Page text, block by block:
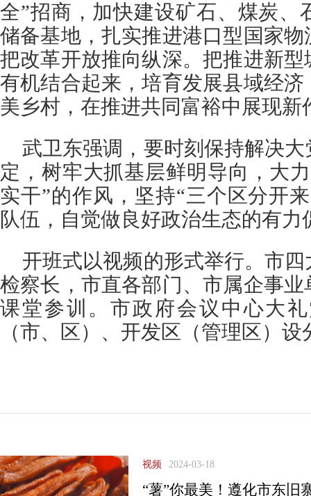
全”招商，加快建设矿石、煤炭、
储备基地，扎实推进港口型国家
把改革开放推向纵深。把推进新
有机结合起来，培育发展县域经
美乡村，在推进共同富裕中展现新
武卫东强调，要时刻保持解决
定，树牢大抓基层鲜明导向，大
实干”的作风，坚持“三个区分开
队伍，自觉做良好政治生态的有力
开班式以视频的形式举行。市
检察长，市直各部门、市属企事
课堂参训。市政府会议中心大
（市、区）、开发区（管理区）设
视频 2024-03-18
“薯”你最美！遵化市东旧